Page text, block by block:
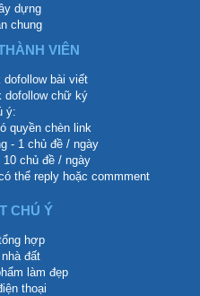
dựng
chung
VIÊN
bài viết
chữ ký
ý:
quyền chèn link
- 1 chủ đề / ngày
chủ đề / ngày
thể reply hoặc commment
CHÚ Ý
hợp
đất
làm đẹp
thoại